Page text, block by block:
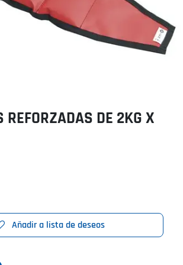
REFORZADAS DE 2KG X
Añadir a lista de deseos